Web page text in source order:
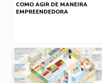
COMO AGIR DE MANEIRA
EMPREENDEDORA